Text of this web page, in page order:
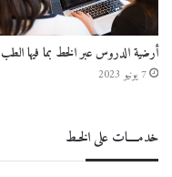
أرضية الدروس عبر الخط بما فيها الطب
7 يونيو 2023
خدمــــات على الخـط